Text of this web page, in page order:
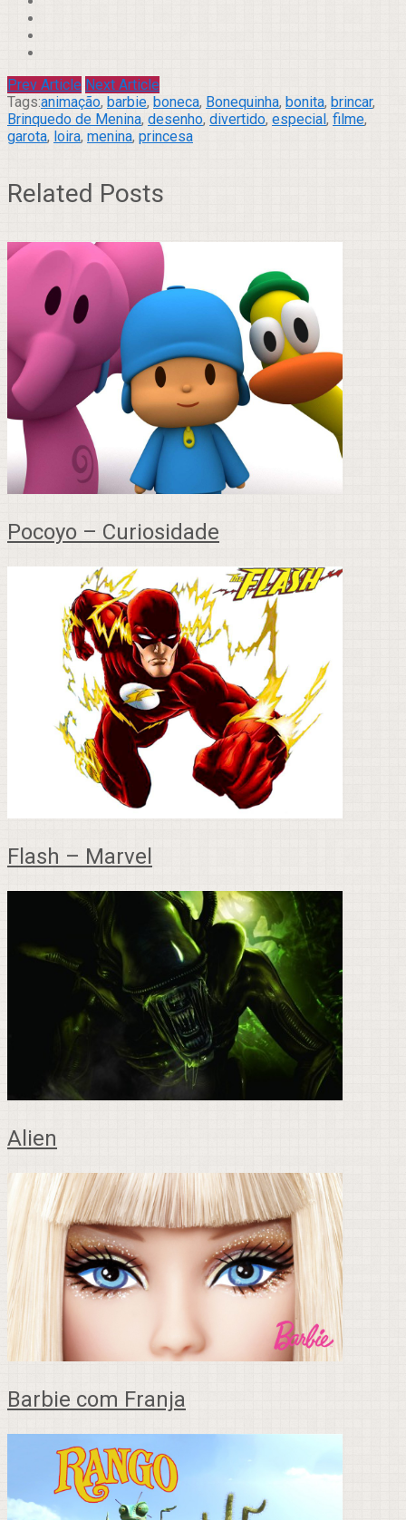
Prev Article Next Article
Tags:animação, barbie, boneca, Bonequinha, bonita, brincar,
Brinquedo de Menina, desenho, divertido, especial, filme,
garota, loira, menina, princesa
Related Posts
Pocoyo – Curiosidade
Flash – Marvel
Alien
Barbie com Franja